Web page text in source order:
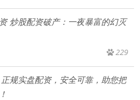
炒股配资破产：一夜暴富的幻灭
229
规实盘配资，安全可靠，助您把